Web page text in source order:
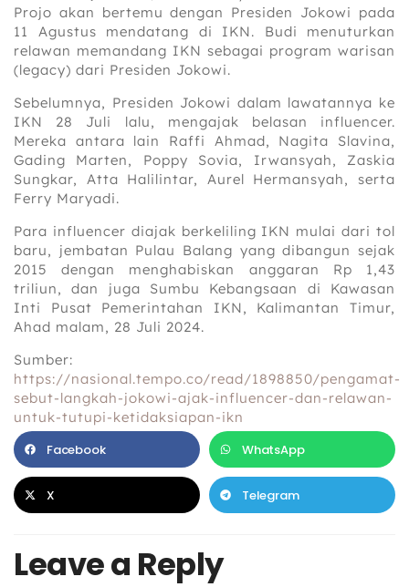
Projo akan bertemu dengan Presiden Jokowi pada
11 Agustus mendatang di IKN. Budi menuturkan
relawan memandang IKN sebagai program warisan
(legacy) dari Presiden Jokowi.
Sebelumnya, Presiden Jokowi dalam lawatannya ke
IKN 28 Juli lalu, mengajak belasan influencer.
Mereka antara lain Raffi Ahmad, Nagita Slavina,
Gading Marten, Poppy Sovia, Irwansyah, Zaskia
Sungkar, Atta Halilintar, Aurel Hermansyah, serta
Ferry Maryadi.
Para influencer diajak berkeliling IKN mulai dari tol
baru, jembatan Pulau Balang yang dibangun sejak
2015 dengan menghabiskan anggaran Rp 1,43
triliun, dan juga Sumbu Kebangsaan di Kawasan
Inti Pusat Pemerintahan IKN, Kalimantan Timur,
Ahad malam, 28 Juli 2024.
Sumber:
https://nasional.tempo.co/read/1898850/pengamat-
sebut-langkah-jokowi-ajak-influencer-dan-relawan-
untuk-tutupi-ketidaksiapan-ikn
Facebook
WhatsApp
X Telegram
Leave a Reply